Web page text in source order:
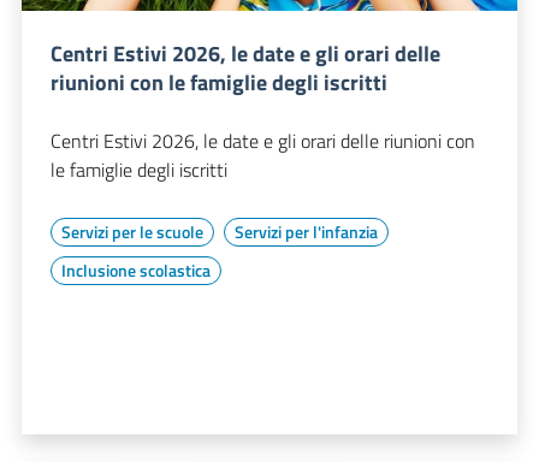
Centri Estivi 2026, le date e gli orari delle
riunioni con le famiglie degli iscritti
Centri Estivi 2026, le date e gli orari delle riunioni con
le famiglie degli iscritti
Servizi per le scuole
Servizi per l'infanzia
Inclusione scolastica